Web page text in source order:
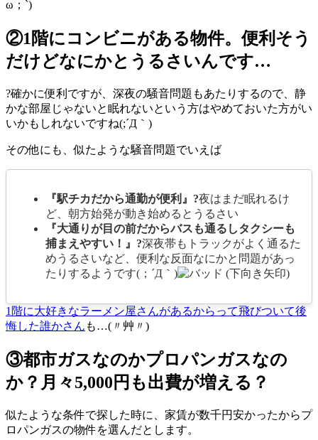
ω；`)
②1階にコンビニがある物件。便利そう
だけどなにかとうるさいんです…
?確かに便利ですが、深夜の騒音問題もあたりするので、静
かな部屋じゃないと眠れないという方はやめておいた方がい
いかもしれないですね(;´Д｀)
その他にも、似たような騒音問題でいえば
『駅チカだから通勤が便利』?夜はまだ眠れるけ
ど、朝方始発が動き始めるとうるさい
『大通りが目の前だからバスも通るしタクシーも
捕まえやすい！』?深夜帯もトラックがよく通るた
めうるさいなど、便利な反面なにかと問題があっ
たりするようです(；´Д｀)
1階に大好きなラーメン屋さんがあるからって飛びついて後
悔した誰かさん も…(〃艸〃)
③都市ガスなのかプロパンガスなの
か？月々5,000円も出費が増える？
似たような条件で探した時に、家賃が数千円安かったからプ
ロパンガスの物件を選んだとします。